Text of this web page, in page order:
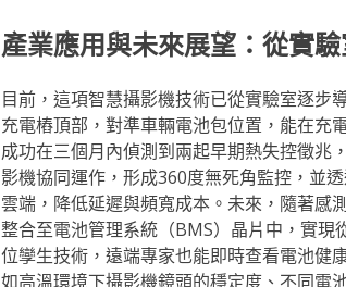
產業應用與未來展望：從實
目前，這項智慧攝影機技術已從實驗室逐步
充電樁頂部，對準車輛電池包位置，能在充
成功在三個月內偵測到兩起早期熱失控徵兆
影機協同運作，形成360度無死角監控，並
雲端，降低延遲與頻寬成本。未來，隨著感
整合至電池管理系統（BMS）晶片中，實
位孿生技術，遠端專家也能即時查看電池健
如高溫環境下攝影機鏡頭的穩定度、不同電